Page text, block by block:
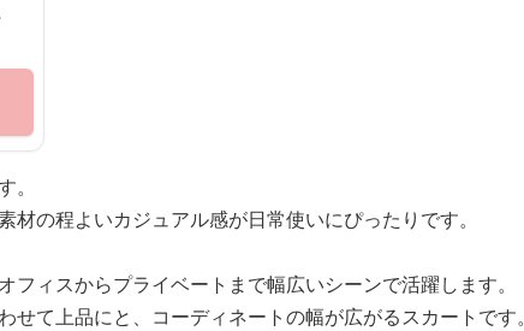
の程よいカジュアル感が日常使いにぴったりです。
ィスからプライベートまで幅広いシーンで活躍します。
て上品にと、コーディネートの幅が広がるスカートです。